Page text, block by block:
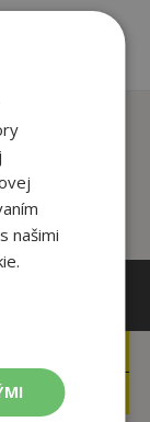
24
našimi